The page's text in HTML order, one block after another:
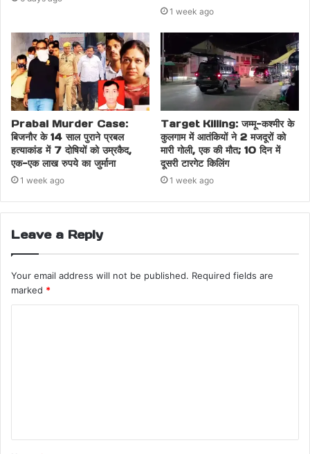
1 week ago
Prabal Murder Case:
बिजनौर के 14 साल पुराने प्रबल
हत्याकांड में 7 दोषियों को उम्रकैद,
एक-एक लाख रुपये का जुर्माना
1 week ago
Target Killing: जम्मू-कश्मीर के
कुलगाम में आतंकियों ने 2 मजदूरों को
मारी गोली, एक की मौत; 10 दिन में
दूसरी टारगेट किलिंग
1 week ago
Leave a Reply
Your email address will not be published. Required fields are
marked *